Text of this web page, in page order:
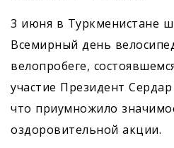
3 июня в Туркменистане
Всемирный день
велопробеге,
участие Президент
что приумножило
оздоровительной акции.